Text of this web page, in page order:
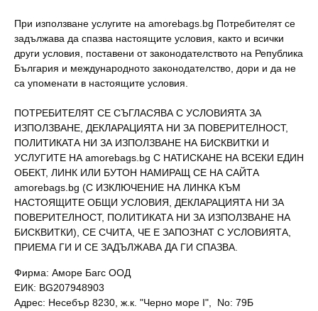
При използване услугите на amorebags.bg Потребителят се
задължава да спазва настоящите условия, както и всички
други условия, поставени от законодателството на Република
България и международното законодателство, дори и да не
са упоменати в настоящите условия.
ПОТРЕБИТЕЛЯТ СЕ СЪГЛАСЯВА С УСЛОВИЯTA ЗА
ИЗПОЛЗВАНЕ, ДЕКЛАРАЦИЯТА НИ ЗА ПОВЕРИТЕЛНОСТ,
ΠОЛИТИКАТА НИ ЗА ИЗПОЛЗВАНЕ НА БИСКВИТКИ И
УСЛУГИТЕ НА amorebags.bg С НАТИСКАНЕ НА ВСЕКИ ЕДИН
ОБЕКТ, ЛИНК ИЛИ БУТОН НАМИРАЩ СЕ НА САЙТА
amorebags.bg (С ИЗКЛЮЧЕНИЕ НА ЛИНКА КЪМ
НАСТОЯЩИТЕ ОБЩИ УСЛОВИЯ, ДЕКЛАРАЦИЯТА НИ ЗА
ПОВЕРИТЕЛНОСТ, ΠОЛИТИКАТА НИ ЗА ИЗПОЛЗВАНЕ НА
БИСКВИТКИ), СЕ СЧИТА, ЧЕ Е ЗАПОЗНАТ С УСЛОВИЯТА,
ПРИЕМА ГИ И СЕ ЗАДЪЛЖАВА ДА ГИ СПАЗВА.
Фирма: Аморе Багс ООД
ЕИК: BG207948903
Адрес: Несебър 8230, ж.к. "Черно море I", No: 79Б